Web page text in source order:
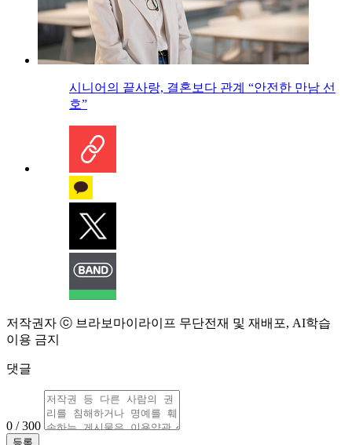
시니어의 끝사랑, 결혼보다 관계 “안전한 만남 선
호”
저작권자 ⓒ 브라보마이라이프 무단전재 및 재배포, AI학습
이용 금지
댓글
0 / 300